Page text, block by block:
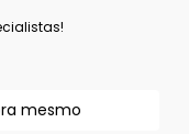
mesmo